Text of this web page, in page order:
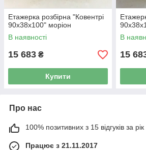
Етажерка розбірна "Ковентрі
90х38х100" моріон
В наявності
15 683 ₴
Купити
В
15
Про нас
100% позитивних з 15 відгуків за рік
Працює з 21.11.2017